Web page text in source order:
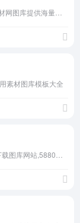
素材图库模板大全